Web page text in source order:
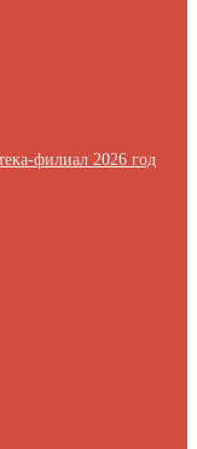
филиал 2026 год